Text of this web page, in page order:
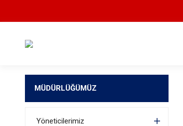
MÜDÜRLÜĞÜMÜZ
Yöneticilerimiz